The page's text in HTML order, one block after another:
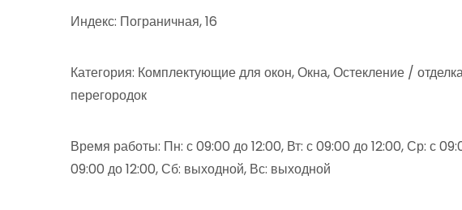
Индекс: Пограничная, 16
Категория: Комплектующие для окон, Окна, Остекление /
перегородок
Время работы: Пн: с 09:00 до 12:00, Вт: с 09:00 до 12:00, Ср: с
09:00 до 12:00, Сб: выходной, Вс: выходной